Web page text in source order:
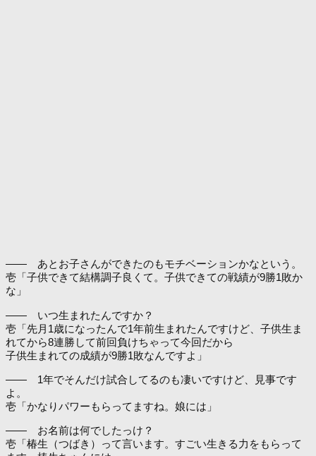
―― あとお子さんができたのもモチベーションかなという。
壱「子供できて結構調子良くて。子供できての戦績が9勝1敗か
な」
―― いつ生まれたんですか？
壱「先月1歳になったんで1年前生まれたんですけど、子供生ま
れてから8連勝して前回負けちゃって今回だから
子供生まれての成績が9勝1敗なんですよ」
―― 1年でそんだけ試合してるのも凄いですけど、見事です
よ。
壱「かなりパワーもらってますね。娘には」
―― お名前は何でしたっけ？
壱「椿生（つばき）って言います。すごい生きる力をもらって